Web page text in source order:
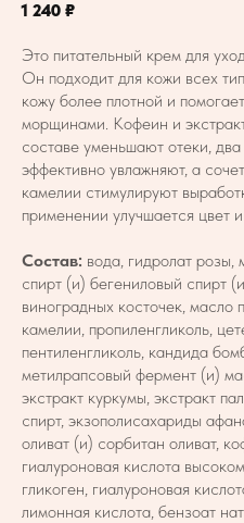
1 240 ₽
Это питательный крем для
Он подходит для кожи всех
кожу более плотной и
морщинами. Кофеин и
составе уменьшают отеки,
эффективно увлажняют, а
камелии стимулируют
применении улучшается цвет
Состав: вода, гидролат
спирт (и) бегениловый спирт
виноградных косточек, масло
камелии, пропиленгликоль,
пентиленгликоль, кандида
метилрапсовый фермент (и)
экстракт куркумы, экстракт
спирт, экзополисахариды
оливат (и) сорбитан оливат,
гиалуроновая кислота
гликоген, гиалуроновая
лимонная кислота, бензоат